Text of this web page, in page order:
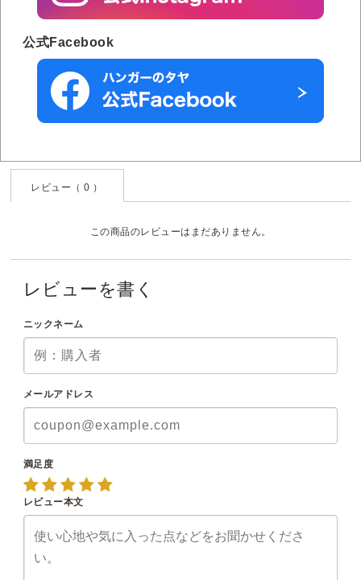
公式Facebook
レビュー（ 0 ）
この商品のレビューはまだありません。
レビューを書く
ニックネーム
メールアドレス
満足度
レビュー本文